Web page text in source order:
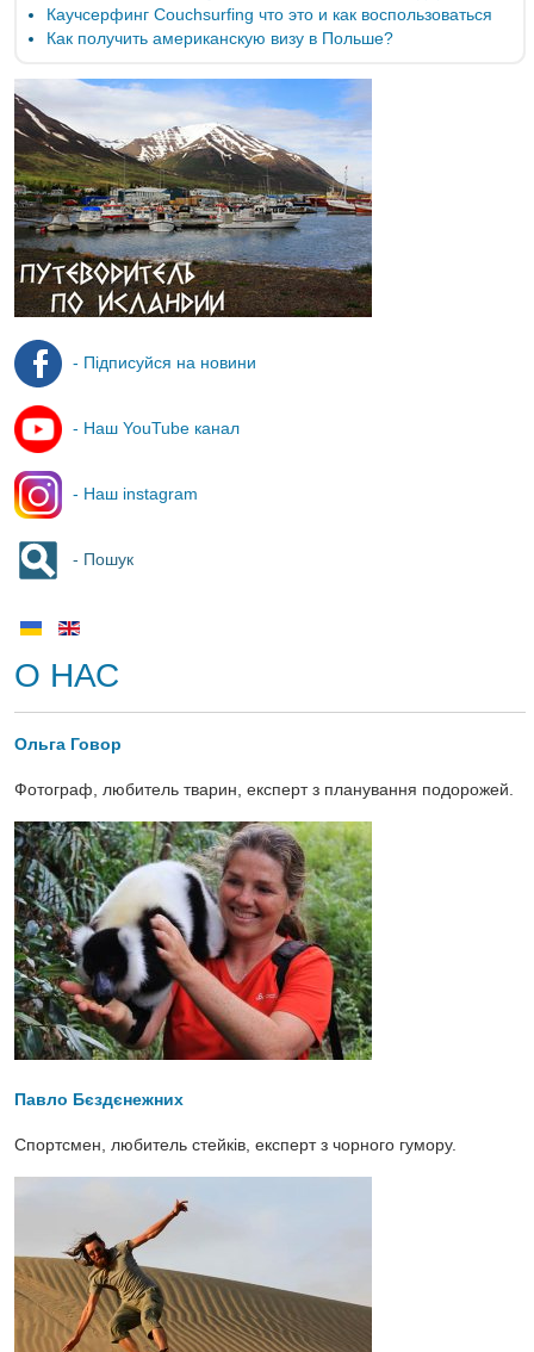
Каучсерфинг Couchsurfing что это и как воспользоваться
Как получить американскую визу в Польше?
- Підписуйся на новини
- Наш YouTube канал
- Наш instagram
- Пошук
О НАС
Ольга Говор
Фотограф, любитель тварин, експерт з планування подорожей.
Павло Бєздєнежних
Спортсмен, любитель стейків, експерт з чорного гумору.